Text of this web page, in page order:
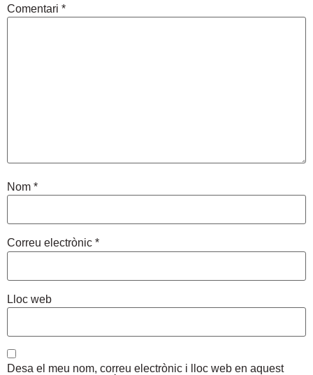
Comentari *
Nom *
Correu electrònic *
Lloc web
Desa el meu nom, correu electrònic i lloc web en aquest